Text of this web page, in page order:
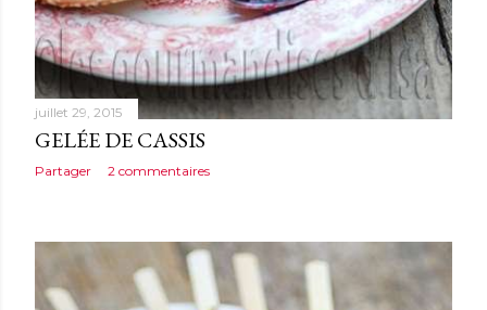
juillet 29, 2015
GELÉE DE CASSIS
Partager 2 commentaires